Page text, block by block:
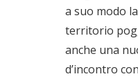
a suo modo
territorio
anche una
d’incontro